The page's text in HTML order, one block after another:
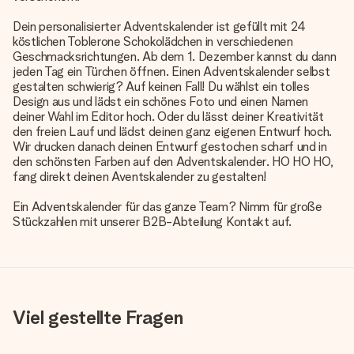
Dein personalisierter Adventskalender ist gefüllt mit 24
köstlichen Toblerone Schokolädchen in verschiedenen
Geschmacksrichtungen. Ab dem 1. Dezember kannst du dann
jeden Tag ein Türchen öffnen. Einen Adventskalender selbst
gestalten schwierig? Auf keinen Fall! Du wählst ein tolles
Design aus und lädst ein schönes Foto und einen Namen
deiner Wahl im Editor hoch. Oder du lässt deiner Kreativität
den freien Lauf und lädst deinen ganz eigenen Entwurf hoch.
Wir drucken danach deinen Entwurf gestochen scharf und in
den schönsten Farben auf den Adventskalender. HO HO HO,
fang direkt deinen Aventskalender zu gestalten!
Ein Adventskalender für das ganze Team? Nimm für große
Stückzahlen mit unserer B2B-Abteilung Kontakt auf.
Viel gestellte Fragen